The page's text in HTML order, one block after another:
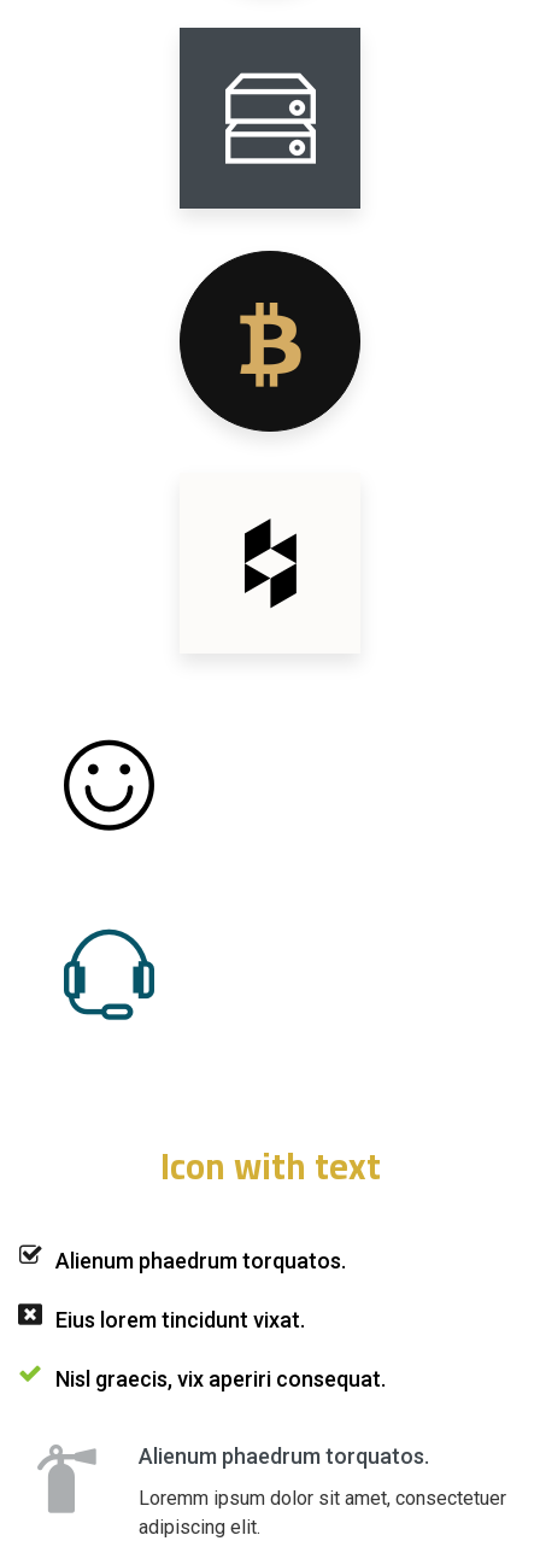
Icon with text
Alienum phaedrum torquatos.
Eius lorem tincidunt vixat.
Nisl graecis, vix aperiri consequat.
Alienum phaedrum torquatos.
Loremm ipsum dolor sit amet, consectetuer
adipiscing elit.